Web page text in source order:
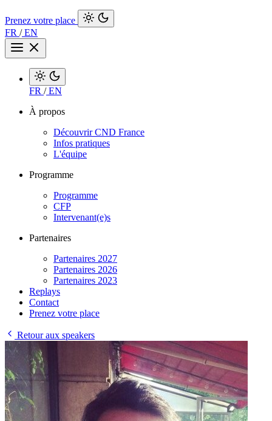
Prenez votre place
FR /EN
FR /EN
À propos
Découvrir CND France
Infos pratiques
L'équipe
Programme
Programme
CFP
Intervenant(e)s
Partenaires
Partenaires 2027
Partenaires 2026
Partenaires 2023
Replays
Contact
Prenez votre place
Retour aux speakers